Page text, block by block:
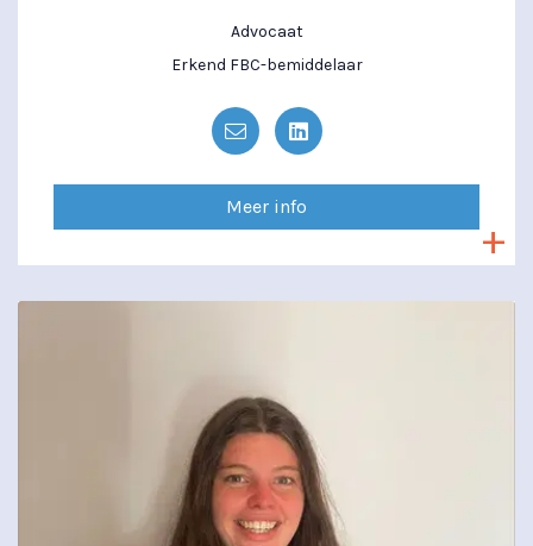
Advocaat
Erkend FBC-bemiddelaar
Meer info